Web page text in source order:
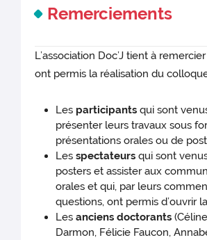
Remerciements
L’association Doc’J tient à
ont permis la réalisation du colloque
Les participants qui sont
présenter leurs travaux sous
présentations orales ou de
Lesspectateurs qui sont
posters et assister aux
orales et qui, par leurs
questions, ont permis d’ouvrir
Lesanciens doctorants
Darmon, Félicie Faucon,